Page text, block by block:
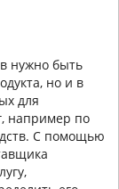
нужно быть
но и в
для
например по
C помощью